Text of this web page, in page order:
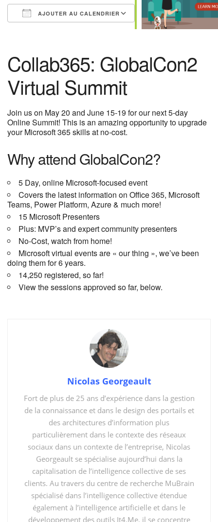
AJOUTER AU CALENDRIER
Outlook Live
Collab365: GlobalCon2
Virtual Summit
Join us on May 20 and June 15-19 for our next 5-day
Online Summit! This is an amazing opportunity to upgrade
your Microsoft 365 skills at no-cost. ​
Why attend GlobalCon2?
5 Day, online Microsoft-focused event
Covers the latest information on Office 365, Microsoft
Teams, Power Platform, Azure & much more!
15 Microsoft Presenters
Plus: MVP’s and expert community presenters
No-Cost, watch from home!
Microsoft virtual events are « our thing », we’ve been
doing them for 6 years.
14,250 registered, so far!
View the sessions approved so far, below.
Nicolas Georgeault
Fort de plus de 25 ans d’expérience dans la gestion
de la connaissance et dans le design des portails et
des architectures d’information plus
particulièrement dans le contexte des réseaux
sociaux dans un contexte de l’entreprise, Nicolas
Georgeault se spécialise aujourd’hui dans la
capitalisation de l’intelligence collective de ses
clients. Au travers du centre de recherche MuBrain
spécialisé dans l’intelligence collective étendue
également à l’intelligence artificielle et dans le
développement des outils It4.Me, il se concentre